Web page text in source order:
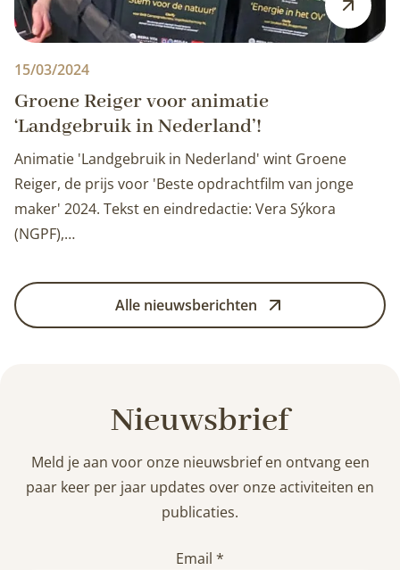
15/03/2024
Groene Reiger voor animatie
‘Landgebruik in Nederland’!
Animatie 'Landgebruik in Nederland' wint Groene
Reiger, de prijs voor 'Beste opdrachtfilm van jonge
maker' 2024. Tekst en eindredactie: Vera Sýkora
(NGPF),…
Alle nieuwsberichten
Nieuwsbrief
Meld je aan voor onze nieuwsbrief en ontvang een
paar keer per jaar updates over onze activiteiten en
publicaties.
Email *